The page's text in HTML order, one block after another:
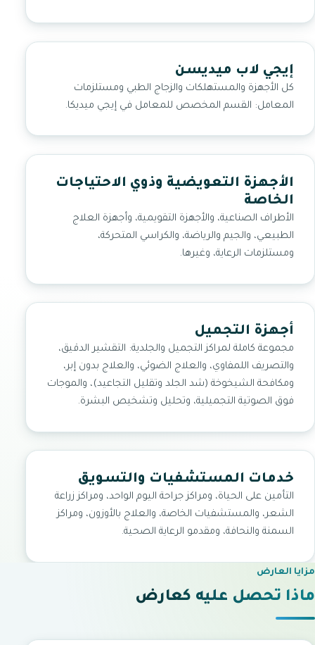
إيجي لاب ميديسن
كل الأجهزة والمستهلكات والزجاج الطبي ومستلزمات
المعامل: القسم المخصص للمعامل في إيجي ميديكا.
الأجهزة التعويضية وذوي الاحتياجات
الخاصة
الأطراف الصناعية، والأجهزة التقويمية، وأجهزة العلاج
الطبيعي، والجيم والرياضة، والكراسي المتحركة،
ومستلزمات الرعاية، وغيرها.
أجهزة التجميل
مجموعة كاملة لمراكز التجميل والجلدية: التقشير الدقيق،
والتصريف اللمفاوي، والعلاج الضوئي، والعلاج بدون إبر،
ومكافحة الشيخوخة (شد الجلد وتقليل التجاعيد)، والموجات
فوق الصوتية التجميلية، وتحليل وتشخيص البشرة.
خدمات المستشفيات والتسويق
التأمين على الحياة، ومراكز جراحة اليوم الواحد، ومراكز زراعة
الشعر، والمستشفيات الخاصة، والعلاج بالأوزون، ومراكز
السمنة والنحافة، ومقدمو الرعاية الصحية.
مزايا العارض
ماذا تحصل عليه كعارض